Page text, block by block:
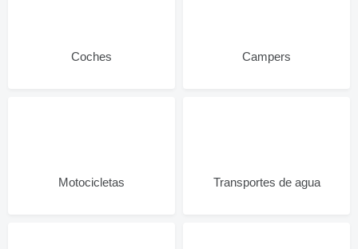
Coches Campers
Motocicletas Transportes de agua